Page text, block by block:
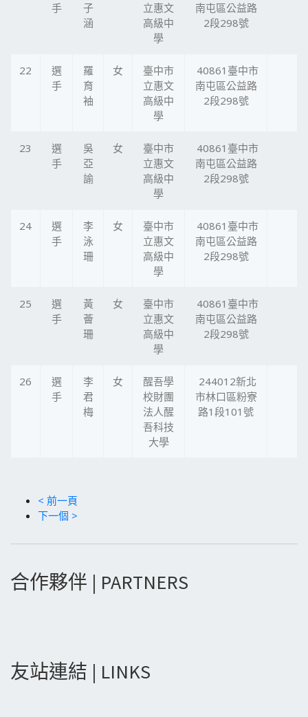
手
子
涵
立惠文
高級中
學
南屯區公益路
2段298號
22
選
手
羅
育
袖
女
臺中市
立惠文
高級中
學
40861臺中市
南屯區公益路
2段298號
23
選
手
吳
亞
諭
女
臺中市
立惠文
高級中
學
40861臺中市
南屯區公益路
2段298號
24
選
手
李
泳
珊
女
臺中市
立惠文
高級中
學
40861臺中市
南屯區公益路
2段298號
25
選
手
黃
薈
珊
女
臺中市
立惠文
高級中
學
40861臺中市
南屯區公益路
2段298號
26
選
手
李
君
梅
女
醒吾學
校財團
法人醒
吾科技
大學
244012新北
市林口區粉寮
路1段101號
< 前一頁
下一個 >
合作夥伴 | PARTNERS
友站連結 | LINKS